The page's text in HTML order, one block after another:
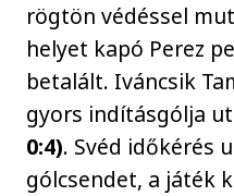
rögtön védéssel
helyet kapó Perez
betalált. Iváncsik
gyors indításgólja
0:4). Svéd időkérés
gólcsendet, a játék